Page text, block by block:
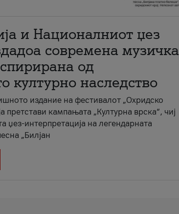
и Националниот џез
современа музичка
од
културно наследство
издание на фестивалот „Охридско
претстави кампањата „Културна врска“, чиј
џез-интерпретација на легендарната
„Билјан